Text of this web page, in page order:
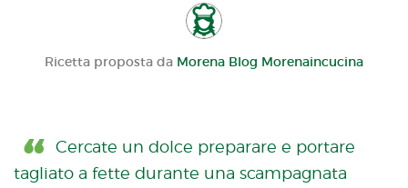
Ricetta proposta da Morena Blog Morenaincucina
Cercate un dolce preparare e portare
tagliato a fette durante una scampagnata